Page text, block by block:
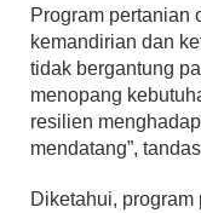
Program pertanian
kemandirian dan
tidak bergantung
menopang
resilien
mendatang”,
Diketahui,